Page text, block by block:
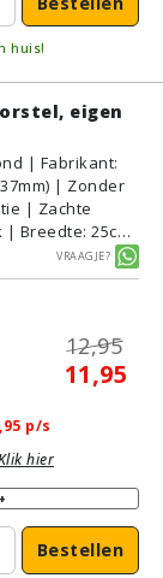
huis!
eigen
| Fabrikant:
| Zonder
| Zachte
Breedte: 25cm
kliksysteem |
voor:
Vraagje?
12,95
11,95
p/s
hier
Bestellen